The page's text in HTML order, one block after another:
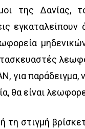
της Δανίας,
για
θα είναι
τη στιγμή